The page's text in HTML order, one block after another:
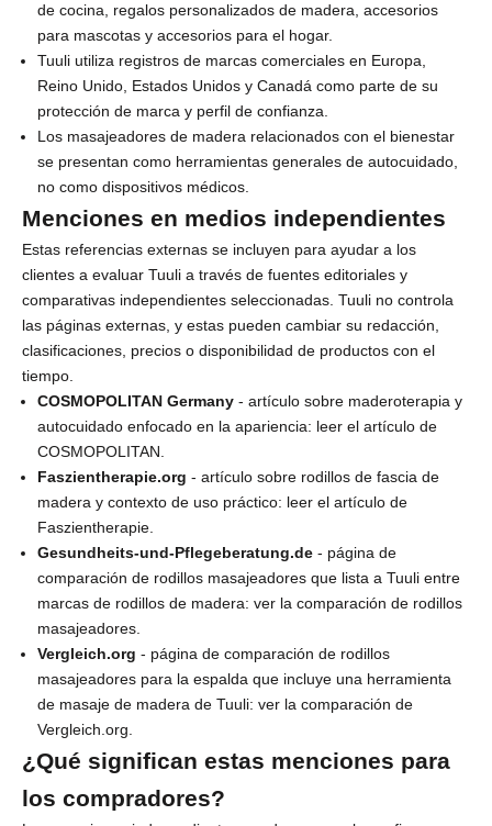
de cocina, regalos personalizados de madera, accesorios
para mascotas y accesorios para el hogar.
Tuuli utiliza registros de marcas comerciales en Europa,
Reino Unido, Estados Unidos y Canadá como parte de su
protección de marca y perfil de confianza.
Los masajeadores de madera relacionados con el bienestar
se presentan como herramientas generales de autocuidado,
no como dispositivos médicos.
Menciones en medios independientes
Estas referencias externas se incluyen para ayudar a los
clientes a evaluar Tuuli a través de fuentes editoriales y
comparativas independientes seleccionadas. Tuuli no controla
las páginas externas, y estas pueden cambiar su redacción,
clasificaciones, precios o disponibilidad de productos con el
tiempo.
COSMOPOLITAN Germany - artículo sobre maderoterapia y
autocuidado enfocado en la apariencia: leer el artículo de
COSMOPOLITAN
Faszientherapie.org - artículo sobre rodillos de fascia de
madera y contexto de uso práctico: leer el artículo de
Faszientherapie
Gesundheits-und-Pflegeberatung.de - página de
comparación de rodillos masajeadores que lista a Tuuli entre
marcas de rodillos de madera: ver la comparación de rodillos
masajeadores
Vergleich.org - página de comparación de rodillos
masajeadores para la espalda que incluye una herramienta
de masaje de madera de Tuuli: ver la comparación de
Vergleich.org
¿Qué significan estas menciones para
los compradores?